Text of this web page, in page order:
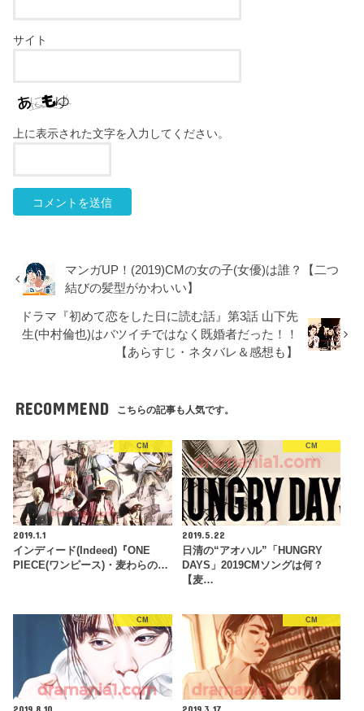
サイト
上に表示された文字を入力してください。
マンガUP！(2019)CMの女の子(女優)は誰？【二つ
結びの髪型がかわいい】
ドラマ『初めて恋をした日に読む話』第3話 山下先
生(中村倫也)はバツイチではなく既婚者だった！！
【あらすじ・ネタバレ＆感想も】
RECOMMEND こちらの記事も人気です。
CM
2019.1.1
インディード(Indeed)『ONE
PIECE(ワンピース)・麦わらの…
CM
2019.5.22
日清の“アオハル”「HUNGRY
DAYS」2019CMソングは何？
【麦…
CM
2019.8.10
CM
2019.3.17